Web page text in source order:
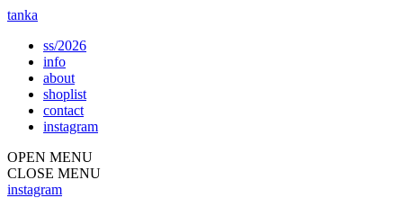
tanka
ss/2026
info
about
shoplist
contact
instagram
OPEN MENU
CLOSE MENU
instagram